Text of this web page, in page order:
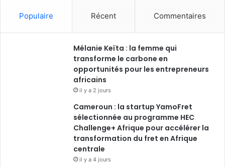
b
o
o
k
e
d
n
u
b
a
g
a
m
Populaire Récent Commentaires
Mélanie Keïta : la femme qui
transforme le carbone en
opportunités pour les entrepreneurs
africains
il y a 2 jours
Cameroun : la startup YamoFret
sélectionnée au programme HEC
Challenge+ Afrique pour accélérer la
transformation du fret en Afrique
centrale
il y a 4 jours